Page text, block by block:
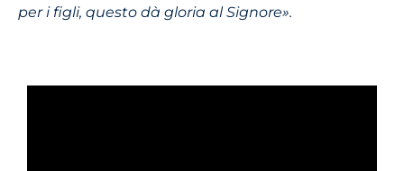
per i figli, questo dà gloria al Signore».